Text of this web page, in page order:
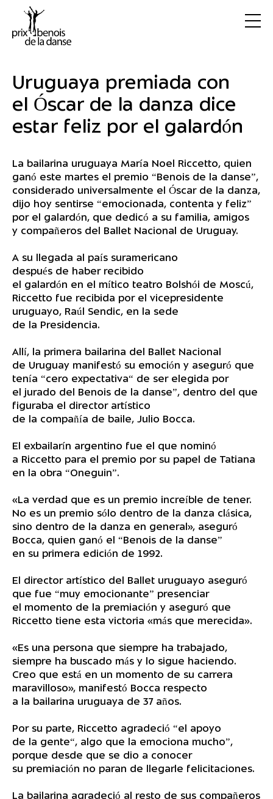
Uruguaya premiada con
el Óscar de la danza dice
estar feliz por el galardón
La bailarina uruguaya María Noel Riccetto, quien
ganó este martes el premio “Benois de la danse”,
considerado universalmente el Óscar de la danza,
dijo hoy sentirse “emocionada, contenta y feliz”
por el galardón, que dedicó a su familia, amigos
y compañeros del Ballet Nacional de Uruguay.
A su llegada al país suramericano
después de haber recibido
el galardón en el mítico teatro Bolshói de Moscú,
Riccetto fue recibida por el vicepresidente
uruguayo, Raúl Sendic, en la sede
de la Presidencia.
Allí, la primera bailarina del Ballet Nacional
de Uruguay manifestó su emoción y aseguró que
tenía “cero expectativa“ de ser elegida por
el jurado del Benois de la danse”, dentro del que
figuraba el director artístico
de la compañía de baile, Julio Bocca.
El exbailarín argentino fue el que nominó
a Riccetto para el premio por su papel de Tatiana
en la obra “Oneguin”.
«La verdad que es un premio increíble de tener.
No es un premio sólo dentro de la danza clásica,
sino dentro de la danza en general», aseguró
Bocca, quien ganó el “Benois de la danse”
en su primera edición de 1992.
El director artístico del Ballet uruguayo aseguró
que fue “muy emocionante” presenciar
el momento de la premiación y aseguró que
Riccetto tiene esta victoria «más que merecida».
«Es una persona que siempre ha trabajado,
siempre ha buscado más y lo sigue haciendo.
Creo que está en un momento de su carrera
maravilloso», manifestó Bocca respecto
a la bailarina uruguaya de 37 años.
Por su parte, Riccetto agradeció “el apoyo
de la gente“, algo que la emociona mucho”,
porque desde que se dio a conocer
su premiación no paran de llegarle felicitaciones.
La bailarina agradeció al resto de sus compañeros